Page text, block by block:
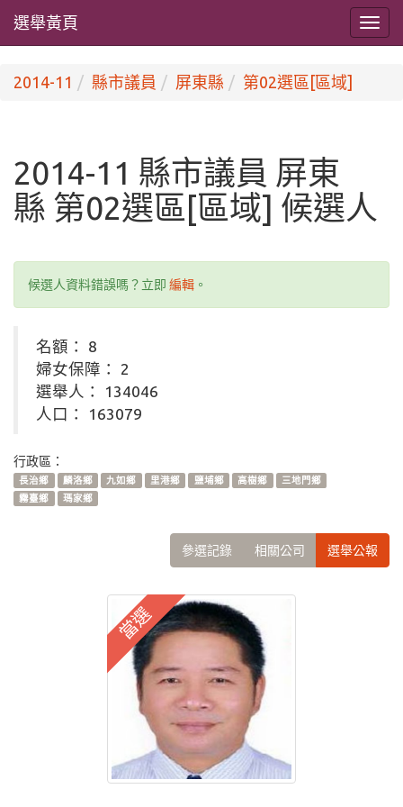
選舉黃頁
2014-11 縣市議員 屏東縣 第02選區[區域]
2014-11 縣市議員 屏東
縣 第02選區[區域] 候選人
候選人資料錯誤嗎？立即 編輯 。
名額： 8
婦女保障： 2
選舉人： 134046
人口： 163079
行政區：
長治鄉 麟洛鄉 九如鄉 里港鄉 鹽埔鄉 高樹鄉
三地門鄉
霧臺鄉
瑪家鄉
參選記錄 相關公司 選舉公報
當選